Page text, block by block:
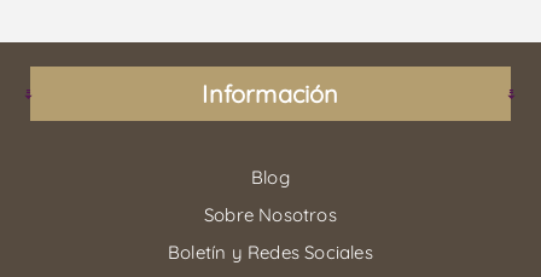
Información
Blog
Sobre Nosotros
Boletín y Redes Sociales